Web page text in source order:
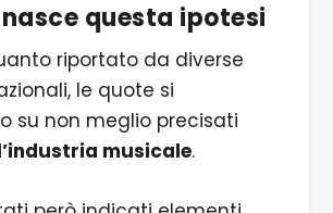
questa ipotesi
riportato da diverse
le quote si
su non meglio precisati
musicale.